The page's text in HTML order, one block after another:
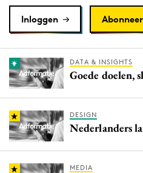
Programmatic
Purpose Marketing
Reputatie & crisis
Inloggen
DATA & INSIGHTS
Goede doelen,
DESIGN
Nederlanders
MEDIA